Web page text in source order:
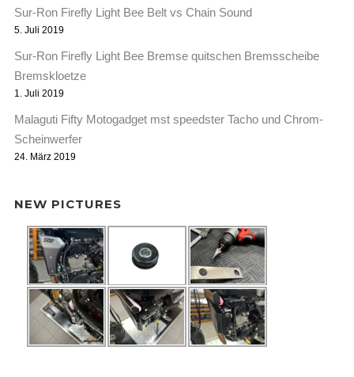
Sur-Ron Firefly Light Bee Belt vs Chain Sound
5. Juli 2019
Sur-Ron Firefly Light Bee Bremse quitschen Bremsscheibe
Bremskloetze
1. Juli 2019
Malaguti Fifty Motogadget mst speedster Tacho und Chrom-
Scheinwerfer
24. März 2019
NEW PICTURES